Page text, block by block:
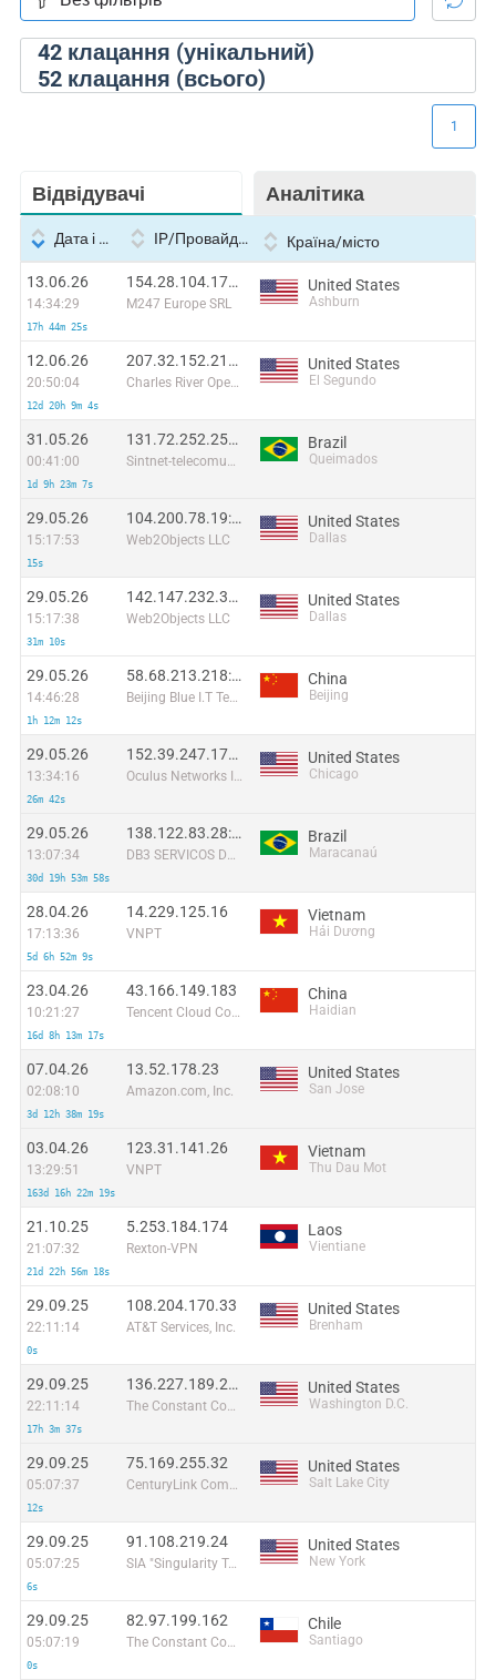
42клацання (унікальний)
52клацання (всього)
Відвідувачі Аналітика
1
Дата і час IP/Провайдер Країна/місто
13.06.26
14:34:29
17h 44m 25s
154.28.104.176:46496
M247 Europe SRL
United States
Ashburn
12.06.26
20:50:04
12d 20h 9m 4s
207.32.152.213:42988
Charles River Operation
United States
El Segundo
31.05.26
00:41:00
1d 9h 23m 7s
131.72.252.252:52830
Sintnet-telecomunicacoes E Informatica Ltda
Brazil
Queimados
29.05.26
15:17:53
15s
104.200.78.19:9858
Web2Objects LLC
United States
Dallas
29.05.26
15:17:38
31m 10s
142.147.232.32:2486
Web2Objects LLC
United States
Dallas
29.05.26
14:46:28
1h 12m 12s
58.68.213.218:38921
Beijing Blue I.T Technologies Co
China
Beijing
29.05.26
13:34:16
26m 42s
152.39.247.174:34465
Oculus Networks Inc
United States
Chicago
29.05.26
13:07:34
30d 19h 53m 58s
138.122.83.28:45234
DB3 SERVICOS DE TELECOMUNICACOES S.A
Brazil
Maracanaú
28.04.26
17:13:36
5d 6h 52m 9s
14.229.125.16
VNPT
Vietnam
Hải Dương
23.04.26
10:21:27
16d 8h 13m 17s
43.166.149.183
Tencent Cloud Computing (Beijing) Co
China
Haidian
07.04.26
02:08:10
3d 12h 38m 19s
13.52.178.23
Amazon.com, Inc.
United States
San Jose
03.04.26
13:29:51
163d 16h 22m 19s
123.31.141.26
VNPT
Vietnam
Thu Dau Mot
21.10.25
21:07:32
21d 22h 56m 18s
5.253.184.174
Rexton-VPN
Laos
Vientiane
29.09.25
22:11:14
0s
108.204.170.33
AT&T Services, Inc.
United States
Brenham
29.09.25
22:11:14
17h 3m 37s
136.227.189.226
The Constant Company, LLC
United States
Washington D.C.
29.09.25
05:07:37
12s
75.169.255.32
CenturyLink Communications, LLC
United States
Salt Lake City
29.09.25
05:07:25
6s
91.108.219.24
SIA "Singularity Telecom"
United States
New York
29.09.25
05:07:19
0s
82.97.199.162
The Constant Company, LLC
Chile
Santiago